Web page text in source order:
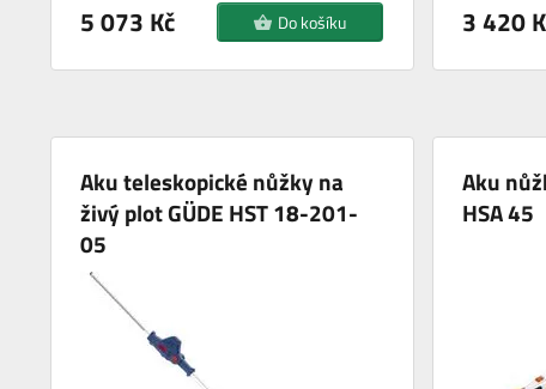
5 073 Kč Do košíku 3 420
Aku teleskopické nůžky na
živý plot GÜDE HST 18-201-
05
Aku
HSA 45